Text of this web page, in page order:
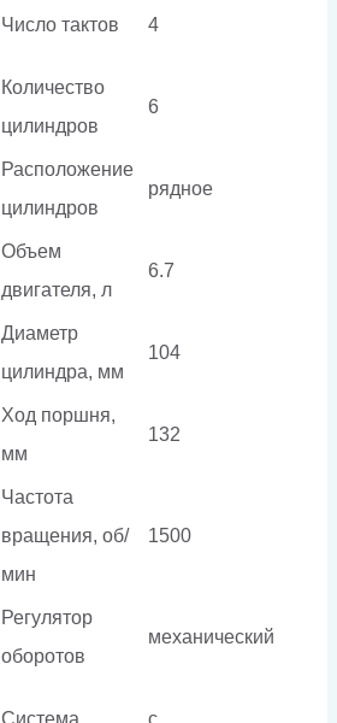
Число тактов 4
Количество
цилиндров
6
Расположение
цилиндров
рядное
Объем
двигателя, л
6.7
Диаметр
цилиндра, мм
104
Ход поршня,
мм
132
Частота
вращения, об/
мин
1500
Регулятор
оборотов
механический
Система
с